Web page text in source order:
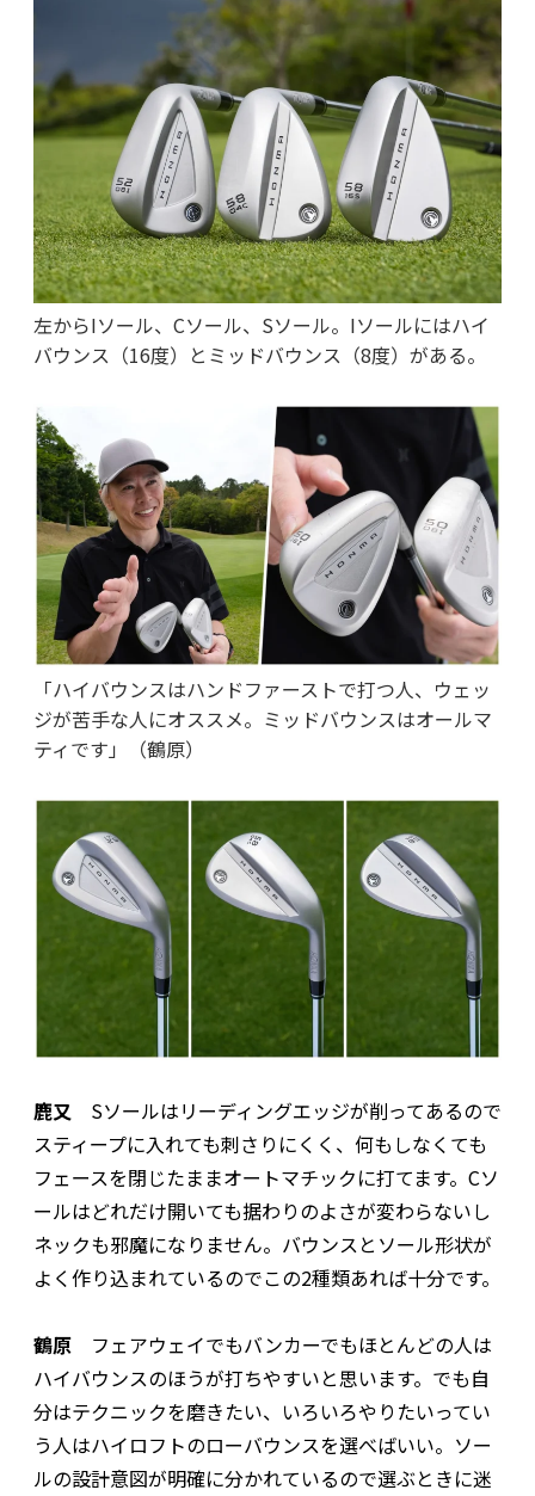
左からIソール、Cソール、Sソール。Iソールにはハイ
バウンス（16度）とミッドバウンス（8度）がある。
「ハイバウンスはハンドファーストで打つ人、ウェッ
ジが苦手な人にオススメ。ミッドバウンスはオールマ
ティです」（鶴原）
鹿又 Sソールはリーディングエッジが削ってあるので
スティープに入れても刺さりにくく、何もしなくても
フェースを閉じたままオートマチックに打てます。Cソ
ールはどれだけ開いても据わりのよさが変わらないし
ネックも邪魔になりません。バウンスとソール形状が
よく作り込まれているのでこの2種類あれば十分です。
鶴原 フェアウェイでもバンカーでもほとんどの人は
ハイバウンスのほうが打ちやすいと思います。でも自
分はテクニックを磨きたい、いろいろやりたいってい
う人はハイロフトのローバウンスを選べばいい。ソー
ルの設計意図が明確に分かれているので選ぶときに迷